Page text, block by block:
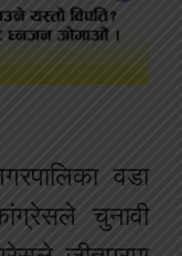
वडा
चुनावी